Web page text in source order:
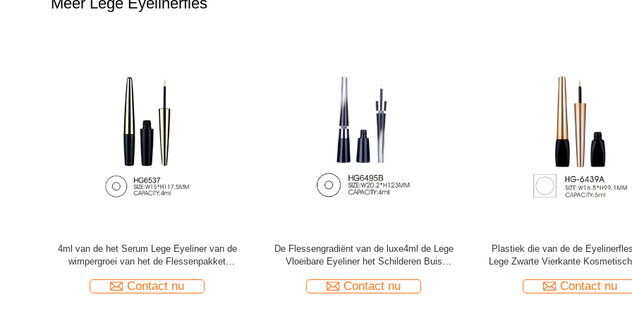
3ml van de de Flessenwimper van de
aluminium de Lege Eyeliner Container van de
Contact nu
Luxe Plastic 3.5ml Mini Liquid Eyeliner
Container Glod Borstel GLB
Contact nu
4ml lege Plastic de Wimperlijm
Eyelinerfles het Hete
Contact nu